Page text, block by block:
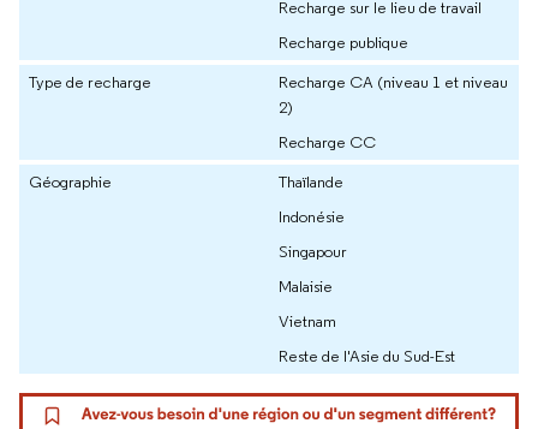
Recharge sur le lieu de travail
Recharge publique
Type de recharge
Recharge CA (niveau 1 et niveau
2)
Recharge CC
Géographie
Thaïlande
Indonésie
Singapour
Malaisie
Vietnam
Reste de l'Asie du Sud-Est